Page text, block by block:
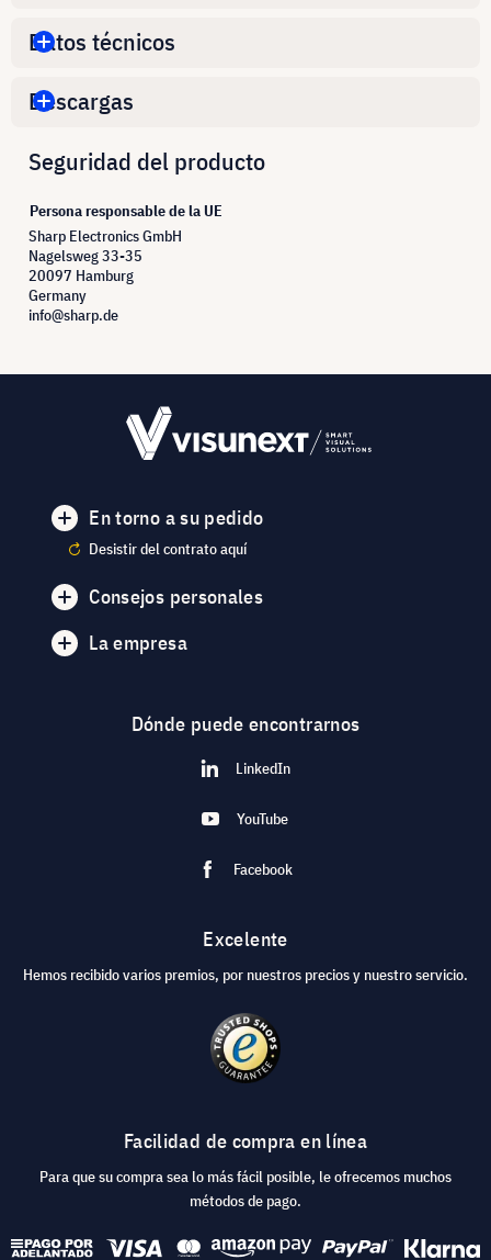
Datos técnicos
Descargas
Seguridad del producto
Persona responsable de la UE
Sharp Electronics GmbH
Nagelsweg 33-35
20097 Hamburg
Germany
info@sharp.de
En torno a su pedido
Desistir del contrato aquí
Consejos personales
La empresa
Dónde puede encontrarnos
LinkedIn
YouTube
Facebook
Excelente
Hemos recibido varios premios, por nuestros precios y nuestro servicio.
Facilidad de compra en línea
Para que su compra sea lo más fácil posible, le ofrecemos muchos
métodos de pago.